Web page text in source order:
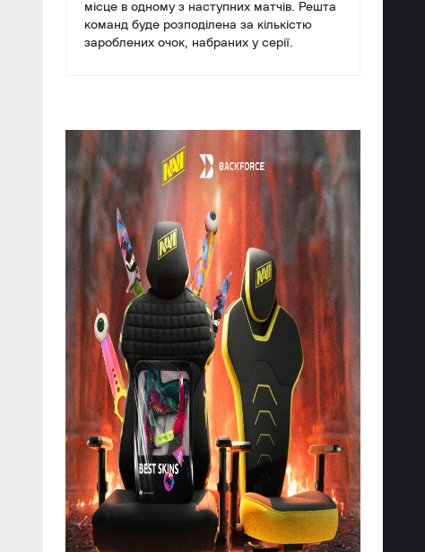
місце в одному з наступних матчів. Решта
команд буде розподілена за кількістю
зароблених очок, набраних у серії.